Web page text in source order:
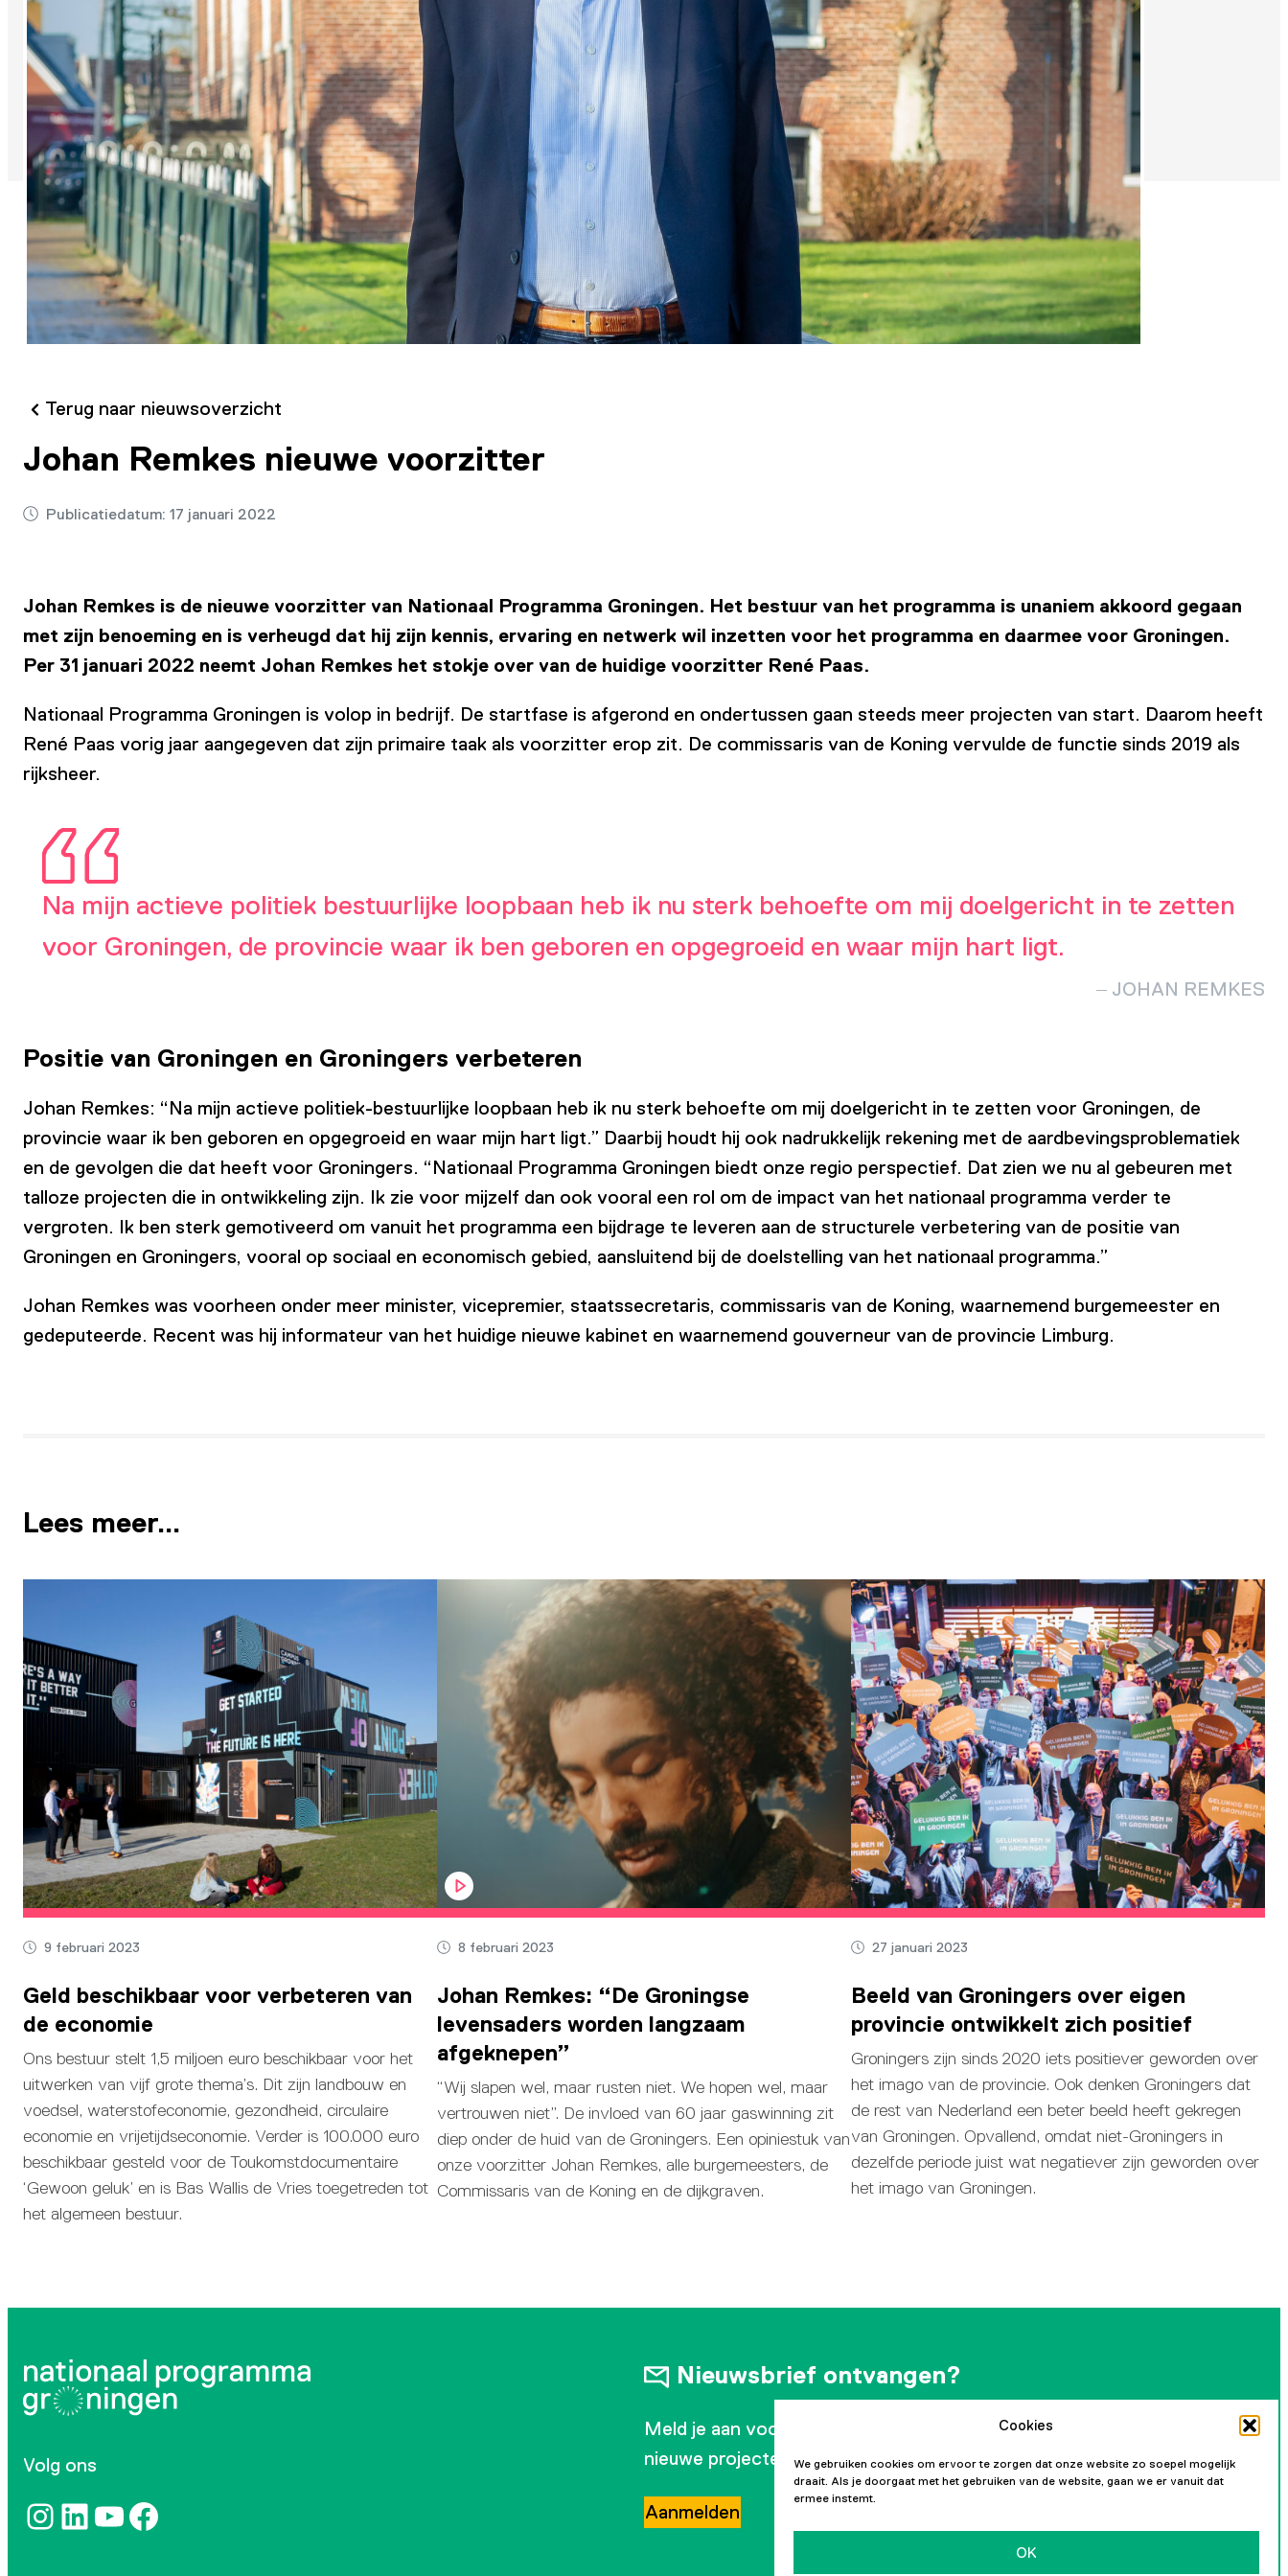
Cookies
We gebruiken cookies om ervoor te zorgen dat onze website zo soepel mogelijk
draait. Als je doorgaat met het gebruiken van de website, gaan we er vanuit dat
ermee instemt.
OK
Terug naar nieuwsoverzicht
Johan Remkes nieuwe voorzitter
Publicatiedatum: 17 januari 2022
Johan Remkes is de nieuwe voorzitter van Nationaal Programma Groningen. Het bestuur van het programma is unaniem akkoord gegaan
met zijn benoeming en is verheugd dat hij zijn kennis, ervaring en netwerk wil inzetten voor het programma en daarmee voor Groningen.
Per 31 januari 2022 neemt Johan Remkes het stokje over van de huidige voorzitter René Paas.
Nationaal Programma Groningen is volop in bedrijf. De startfase is afgerond en ondertussen gaan steeds meer projecten van start. Daarom heeft
René Paas vorig jaar aangegeven dat zijn primaire taak als voorzitter erop zit. De commissaris van de Koning vervulde de functie sinds 2019 als
rijksheer.
Na mijn actieve politiek bestuurlijke loopbaan heb ik nu sterk behoefte om mij doelgericht in te zetten
voor Groningen, de provincie waar ik ben geboren en opgegroeid en waar mijn hart ligt.
JOHAN REMKES
Positie van Groningen en Groningers verbeteren
Johan Remkes: “Na mijn actieve politiek-bestuurlijke loopbaan heb ik nu sterk behoefte om mij doelgericht in te zetten voor Groningen, de
provincie waar ik ben geboren en opgegroeid en waar mijn hart ligt.” Daarbij houdt hij ook nadrukkelijk rekening met de aardbevingsproblematiek
en de gevolgen die dat heeft voor Groningers. “Nationaal Programma Groningen biedt onze regio perspectief. Dat zien we nu al gebeuren met
talloze projecten die in ontwikkeling zijn. Ik zie voor mijzelf dan ook vooral een rol om de impact van het nationaal programma verder te
vergroten. Ik ben sterk gemotiveerd om vanuit het programma een bijdrage te leveren aan de structurele verbetering van de positie van
Groningen en Groningers, vooral op sociaal en economisch gebied, aansluitend bij de doelstelling van het nationaal programma.”
Johan Remkes was voorheen onder meer minister, vicepremier, staatssecretaris, commissaris van de Koning, waarnemend burgemeester en
gedeputeerde. Recent was hij informateur van het huidige nieuwe kabinet en waarnemend gouverneur van de provincie Limburg.
Lees meer…
9 februari 2023
Geld beschikbaar voor verbeteren van
de economie
Ons bestuur stelt 1,5 miljoen euro beschikbaar voor het
uitwerken van vijf grote thema’s. Dit zijn landbouw en
voedsel, waterstofeconomie, gezondheid, circulaire
economie en vrijetijdseconomie. Verder is 100.000 euro
beschikbaar gesteld voor de Toukomstdocumentaire
‘Gewoon geluk’ en is Bas Wallis de Vries toegetreden tot
het algemeen bestuur.
8 februari 2023
Johan Remkes: “De Groningse
levensaders worden langzaam
afgeknepen”
“Wij slapen wel, maar rusten niet. We hopen wel, maar
vertrouwen niet”. De invloed van 60 jaar gaswinning zit
diep onder de huid van de Groningers. Een opiniestuk van
onze voorzitter Johan Remkes, alle burgemeesters, de
Commissaris van de Koning en de dijkgraven.
27 januari 2023
Beeld van Groningers over eigen
provincie ontwikkelt zich positief
Groningers zijn sinds 2020 iets positiever geworden over
het imago van de provincie. Ook denken Groningers dat
de rest van Nederland een beter beeld heeft gekregen
van Groningen. Opvallend, omdat niet-Groningers in
dezelfde periode juist wat negatiever zijn geworden over
het imago van Groningen.
Volg ons
Instagram LinkedIn YouTube Facebook
Nieuwsbrief ontvangen?
Meld je aan voor onze maandelijkse nieuwsbrief en blijf op de hoogte van
nieuwe projecten en ontwikkelingen.
Aanmelden